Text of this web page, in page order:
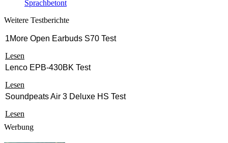
Sprachbetont
Weitere Testberichte
1More Open Earbuds S70 Test
Lesen
Lenco EPB-430BK Test
Lesen
Soundpeats Air 3 Deluxe HS Test
Lesen
Werbung